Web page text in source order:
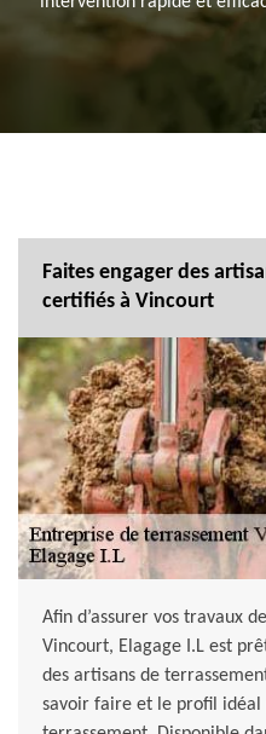
Faites engager des
certifiés à Vincourt
Afin d’assurer vos travaux
Vincourt, Elagage I.L est
des artisans de
savoir faire et le profil idéal